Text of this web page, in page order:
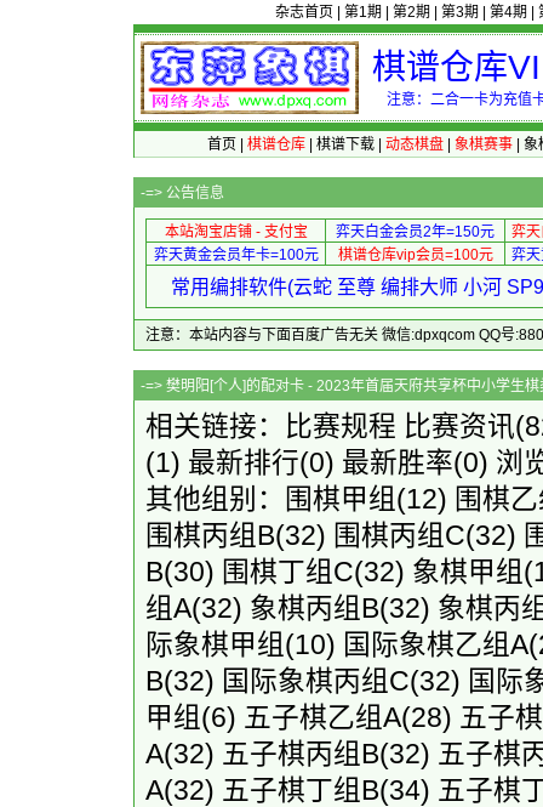
杂志首页 第1期 第2期 第3期 第4期
棋谱仓库
注意：二合一卡为充值
首页 棋谱仓库| 棋谱下载| 动态棋盘| 象棋赛事| 象
-=> 公告信息
本站淘宝店铺 - 支付宝 弈天白金会员2年=150元
弈
弈天黄金会员年卡=100元
棋谱仓库vip会员=100元 弈
常用编排软件(云蛇 至尊 编排大师 小河
注意：本站内容与下面百度广告无关 微信:dpxqcom QQ号
-=> 樊明阳[个人]的配对卡 - 2023年首届天府共
相关链接： 比赛规程 比赛资讯
(1) 最新排行(0) 最新胜率(0) 浏
其他组别：
围棋甲组(12) 围棋
围棋丙组B(32) 围棋丙组C(32)
B(30) 围棋丁组C(32) 象棋甲组
组A(32) 象棋丙组B(32) 象棋丙
际象棋甲组(10) 国际象棋乙组A
B(32) 国际象棋丙组C(32) 国际
甲组(6) 五子棋乙组A(28) 五子
A(32) 五子棋丙组B(32) 五子棋
A(32) 五子棋丁组B(34) 五子棋